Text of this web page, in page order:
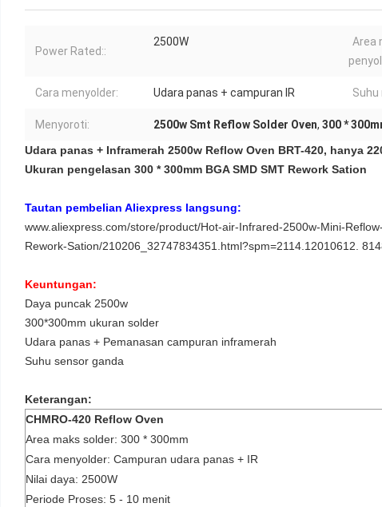
Power Rated::
2500W
Area
Cara menyolder: Udara panas + campuran IR
Menyoroti: 2500w Smt Reflow Solder Oven, 300 *
Udara panas + Inframerah 2500w Reflow Oven BRT-420, hanya
Ukuran pengelasan 300 * 300mm BGA SMD SMT Rework Sation
Tautan pembelian Aliexpress langsung:
www.aliexpress.com/store/product/Hot-air-Infrared-2500w-Mini-
Rework-Sation/210206_32747834351.html?spm=2114.12010612.
Keuntungan:
Daya puncak 2500w
300*300mm ukuran solder
Udara panas + Pemanasan campuran inframerah
Suhu sensor ganda
Keterangan:
CHMRO-420 Reflow Oven
Area maks solder: 300 * 300mm
Cara menyolder: Campuran udara panas + IR
Nilai daya: 2500W
Periode Proses: 5 - 10 menit